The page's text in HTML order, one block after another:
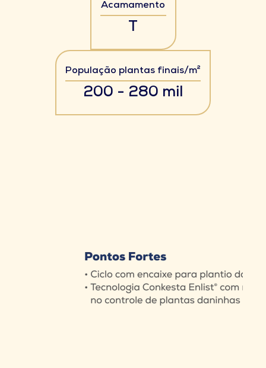
Acamamento
T
População plantas finais/m²
200 - 280 mil